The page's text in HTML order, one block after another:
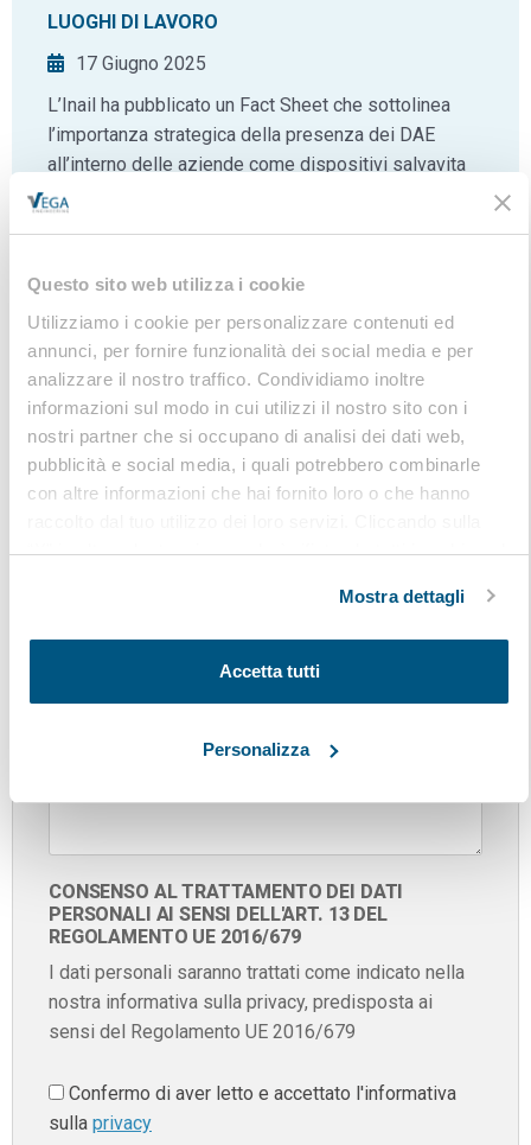
Questo sito web utilizza i cookie
Utilizziamo i cookie per personalizzare contenuti ed
annunci, per fornire funzionalità dei social media e per
analizzare il nostro traffico. Condividiamo inoltre
informazioni sul modo in cui utilizzi il nostro sito con i
nostri partner che si occupano di analisi dei dati web,
pubblicità e social media, i quali potrebbero combinarle
con altre informazioni che hai fornito loro o che hanno
“X” in alto a destra si procederà rifiutando tutti i cookie, ad
Mostra dettagli
Accetta tutti
Personalizza
LUOGHI DI LAVORO
17 Giugno 2025
L’Inail ha pubblicato un Fact Sheet che sottolinea
l’importanza strategica della presenza dei DAE
all’interno delle aziende come dispositivi salvavita
in caso di arresto cardiaco…
Richiedi informazioni
CONSENSO AL TRATTAMENTO DEI DATI
PERSONALI AI SENSI DELL'ART. 13 DEL
REGOLAMENTO UE 2016/679
I dati personali saranno trattati come indicato nella
nostra informativa sulla privacy, predisposta ai
sensi del Regolamento UE 2016/679
Confermo di aver letto e accettato l'informativa
sulla privacy